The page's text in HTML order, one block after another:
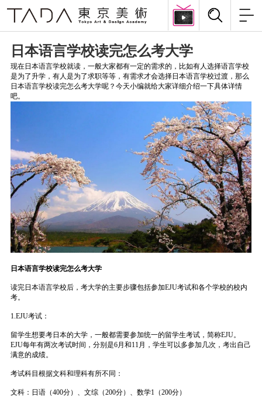
日本语言学校读完怎么考大学
现在日本语言学校就读，一般大家都有一定的需求的，比如有人选择语言学校
是为了升学，有人是为了求职等等，有需求才会选择日本语言学校过渡，那么
日本语言学校读完怎么考大学呢？今天小编就给大家详细介绍一下具体详情
吧。
日本语言学校读完怎么考大学
读完日本语言学校后，考大学的主要步骤包括参加EJU考试和各个学校的校内
考。
1.EJU考试：
留学生想要考日本的大学，一般都需要参加统一的留学生考试，简称EJU。
EJU每年有两次考试时间，分别是6月和11月，学生可以多参加几次，考出自己
满意的成绩。
考试科目根据文科和理科有所不同：
文科：日语（400分）、文综（200分）、数学1（200分）